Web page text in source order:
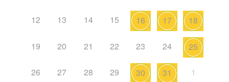
12 13 14 15 16 17 18
19 20 21 22 23 24 25
26 27 28 29 30 31 1